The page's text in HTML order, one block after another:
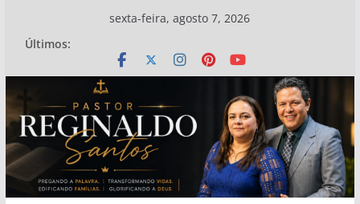
conteúdo
sexta-feira, agosto 7, 2026
Últimos: